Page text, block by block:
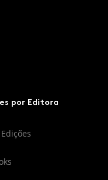
por Editora